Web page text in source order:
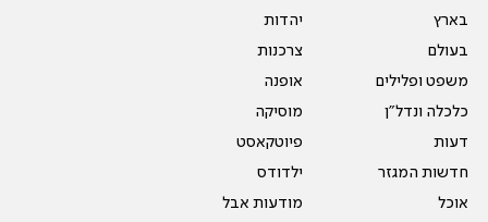
בארץ
בעולם
משפט ופלילים
כלכלה ונדל"ן
דעות
חדשות המגזר
אוכל
יהדות
צרכנות
אופנה
מוסיקה
פיוטקאסט
ילדודס
מודעות אבל